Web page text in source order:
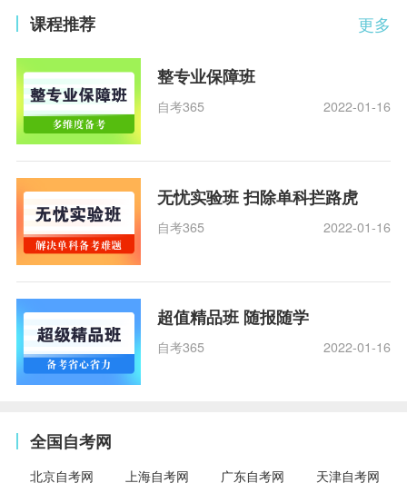
更多
课程推荐
整专业保障班
自考365 2022-01-16
无忧实验班 扫除单科拦路虎
自考365 2022-01-16
超值精品班 随报随学
自考365 2022-01-16
全国自考网
北京自考网 上海自考网 广东自考网
天津自考网